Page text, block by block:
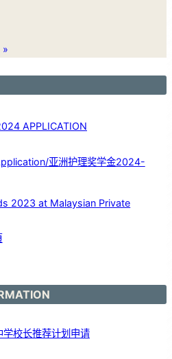
»
APPLICATION
亚洲护理奖学金2024-
2023 at Malaysian Private
学校长推荐计划申请